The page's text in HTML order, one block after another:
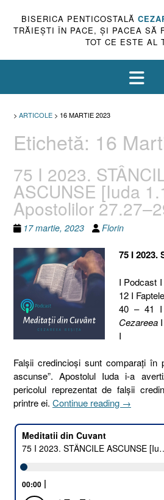
BISERICA PENTICOSTALĂ
TRĂIEŞTI ÎN PACE, ŞI PACEA SĂ
TOT CE ESTE AL
> ARTICOLE > 16 MARTIE 2023
Etichetă: 16
75 I 2023.
ASCUNSE [Iuda
Apostolilor
17 martie, 2023 Florin
75 I 2023.
I Podcast
12 I
40 – 41 I
CezareeaI
I
Falșii credincioși sunt comparați în
ascunse”. Apostolul Iuda i-a
pericolul reprezentat de falșii
printre ei. Continue reading „75
2023.
STÂNCILE
ASCUNSE
→